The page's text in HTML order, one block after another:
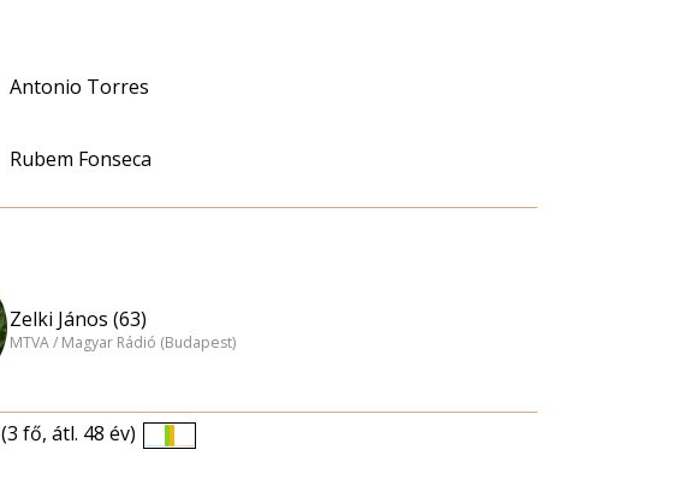
Antonio Torres
Rubem Fonseca
Zelki János (63)
MTVA / Magyar Rádió (Budapest)
(3 fő, átl. 48 év)